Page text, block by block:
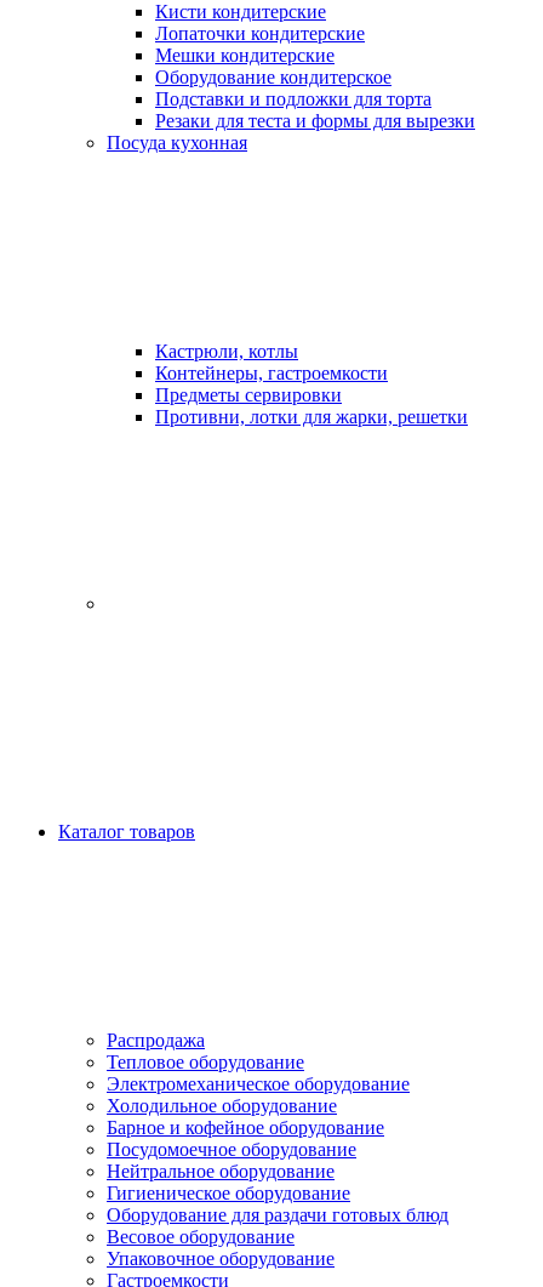
Кисти кондитерские
Лопаточки кондитерские
Мешки кондитерские
Оборудование кондитерское
Подставки и подложки для торта
Резаки для теста и формы для вырезки
Посуда кухонная
Кастрюли, котлы
Контейнеры, гастроемкости
Предметы сервировки
Противни, лотки для жарки, решетки
Каталог товаров
Распродажа
Тепловое оборудование
Электромеханическое оборудование
Холодильное оборудование
Барное и кофейное оборудование
Посудомоечное оборудование
Нейтральное оборудование
Гигиеническое оборудование
Оборудование для раздачи готовых блюд
Весовое оборудование
Упаковочное оборудование
Гастроемкости